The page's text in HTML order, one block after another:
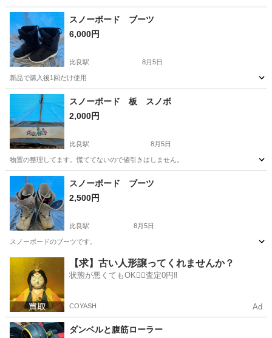
愛知 名古屋市 比良駅 スノーボード
スノーボード ブーツ
6,000円
比良駅 8月5日
新品で購入後1回だけ使用
愛知 名古屋市 比良駅 スノーボード
スノーボード 板 スノボ
2,000円
比良駅 8月5日
物置の整理してます。慌ててないので値引きはしません。
愛知 名古屋市 比良駅 スノーボード
スノーボード ブーツ
2,500円
比良駅 8月5日
スノーボードのブーツです。
比良駅 スノーボード
【求】古い人形譲ってくれませんか？
状態が悪くてもOK🙆‍♀️査定0円‼️
COYASH Ad
ダンベルと腹筋ローラー